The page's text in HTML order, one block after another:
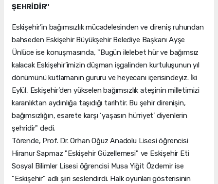
ŞEHRİDİR''
Eskişehir’in bağımsızlık mücadelesinden ve direniş ruhundan
bahseden Eskişehir Büyükşehir Belediye Başkanı Ayşe
Ünlüce ise konuşmasında, "Bugün ilelebet hür ve bağımsız
kalacak Eskişehir’imizin düşman işgalinden kurtuluşunun yıl
dönümünü kutlamanın gururu ve heyecanı içerisindeyiz. İki
Eylül, Eskişehir’den yükselen bağımsızlık ateşinin milletimizi
karanlıktan aydınlığa taşıdığı tarihtir. Bu şehir direnişin,
bağımsızlığın, esarete karşı ‘yaşasın hürriyet’ diyenlerin
şehridir" dedi.
Törende, Prof. Dr. Orhan Oğuz Anadolu Lisesi öğrencisi
Hiranur Sapmaz "Eskişehir Güzellemesi" ve Eskişehir Eti
Sosyal Bilimler Lisesi öğrencisi Musa Yiğit Özdemir ise
"Eskişehir" adlı şiiri seslendirdi. Halk oyunları gösterisinin